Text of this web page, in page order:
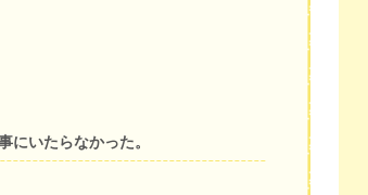
いたらなかった。